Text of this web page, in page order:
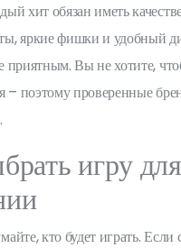
хит обязан иметь
яркие фишки и удобный
приятным. Вы не хотите,
– поэтому проверенные
игру
кто будет играть. Если